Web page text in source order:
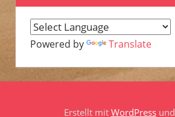
Powered by Translate
Erstellt mit WordPressund